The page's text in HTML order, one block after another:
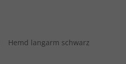
Hemd langarm schwarz